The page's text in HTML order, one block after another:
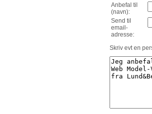
Anbefal til
(navn):
Send til
email-
adresse:
Skriv evt en